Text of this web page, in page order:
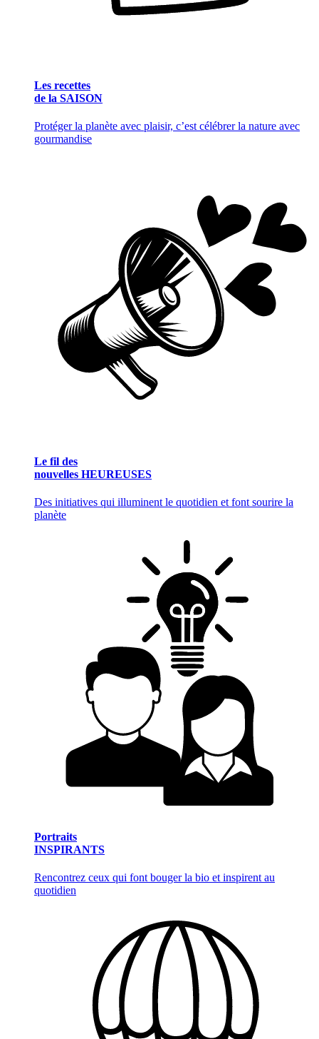
Les recettes
de la SAISON
Protéger la planète avec plaisir, c’est célébrer la nature avec
gourmandise
Le fil des
nouvelles HEUREUSES
Des initiatives qui illuminent le quotidien et font sourire la
planète
Portraits
INSPIRANTS
Rencontrez ceux qui font bouger la bio et inspirent au
quotidien